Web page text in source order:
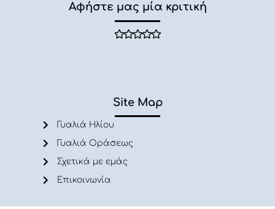
Αφήστε μας μία κριτική
Site Map
Γυαλιά Ηλίου
Γυαλιά Οράσεως
Σχετικά με εμάς
Επικοινωνία